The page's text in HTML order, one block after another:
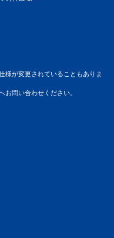
様が変更されていることもありま
お問い合わせください。